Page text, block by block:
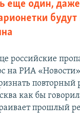
еще один,
будут
российские
на РИА
как бы
прошлый